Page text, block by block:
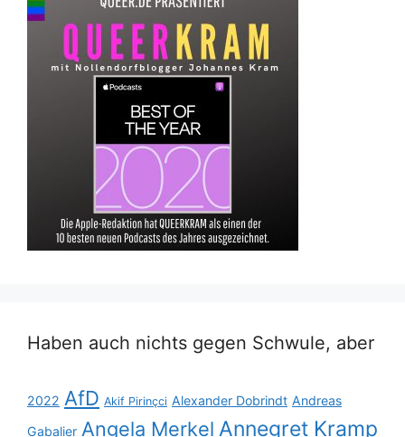
Haben auch nichts gegen Schwule, aber
2022 AfD Akif Pirinçci Alexander Dobrindt Andreas
Gabalier Angela Merkel Annegret Kramp